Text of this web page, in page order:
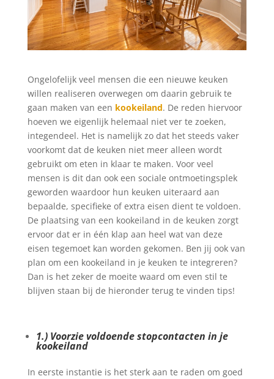
Ongelofelijk veel mensen die een nieuwe keuken
willen realiseren overwegen om daarin gebruik te
gaan maken van een kookeiland. De reden hiervoor
hoeven we eigenlijk helemaal niet ver te zoeken,
integendeel. Het is namelijk zo dat het steeds vaker
voorkomt dat de keuken niet meer alleen wordt
gebruikt om eten in klaar te maken. Voor veel
mensen is dit dan ook een sociale ontmoetingsplek
geworden waardoor hun keuken uiteraard aan
bepaalde, specifieke of extra eisen dient te voldoen.
De plaatsing van een kookeiland in de keuken zorgt
ervoor dat er in één klap aan heel wat van deze
eisen tegemoet kan worden gekomen. Ben jij ook van
plan om een kookeiland in je keuken te integreren?
Dan is het zeker de moeite waard om even stil te
blijven staan bij de hieronder terug te vinden tips!
1.) Voorzie voldoende stopcontacten in je
kookeiland
In eerste instantie is het sterk aan te raden om goed